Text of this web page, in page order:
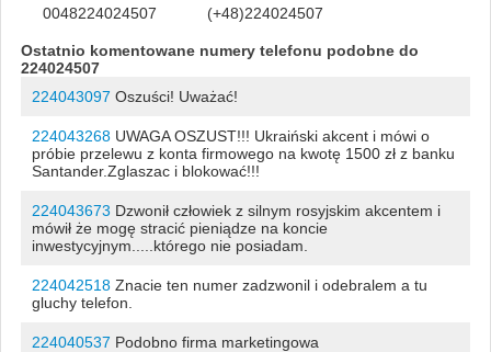
0048224024507 (+48)224024507
Ostatnio komentowane numery telefonu podobne do
224024507
224043097 Oszuści! Uważać!
224043268UWAGA OSZUST!!! Ukraiński akcent i mówi o
próbie przelewu z konta firmowego na kwotę 1500 zł z banku
Santander.Zglaszac i blokować!!!
224043673 Dzwonił człowiek z silnym rosyjskim akcentem i
mówił że mogę stracić pieniądze na koncie
inwestycyjnym.....którego nie posiadam.
224042518Znacie ten numer zadzwonil i odebralem a tu
gluchy telefon.
224040537 Podobno firma marketingowa